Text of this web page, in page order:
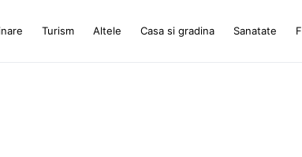
Turism Altele Casa si gradina Sanatate